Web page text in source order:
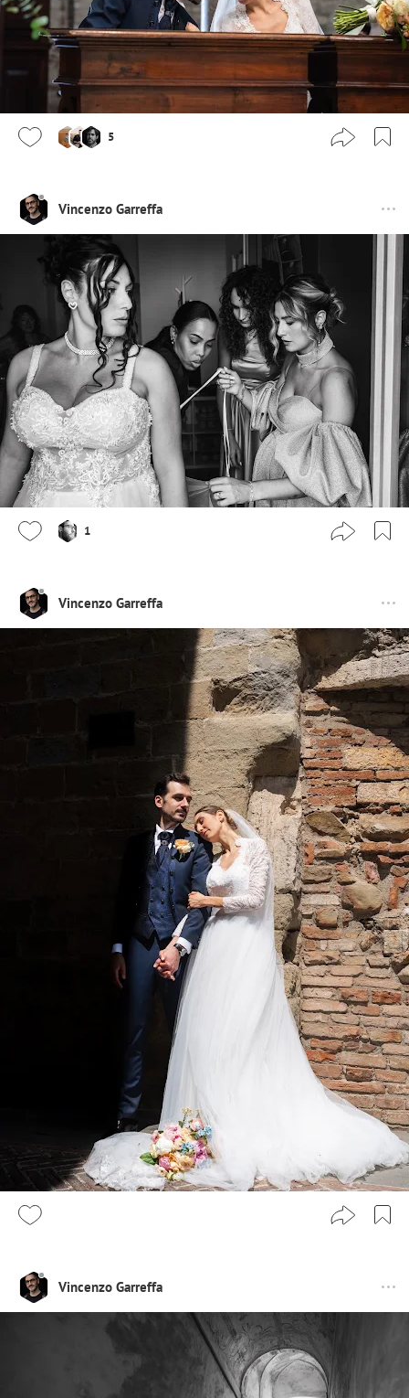
5
Vincenzo Garreffa
1
Vincenzo Garreffa
Vincenzo Garreffa